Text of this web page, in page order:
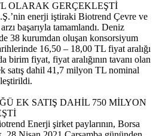
OLARAK GERÇEKLEŞTİ
enerji iştiraki Biotrend Çevre ve
başarıyla tamamlandı. Deniz
38 kurumdan oluşan konsorsiyum
16,50 – 18,00 TL fiyat aralığı
birim fiyat, fiyat aralığının tavanı olan
satış dahil 41,7 milyon TL nominal
EK SATIŞ DAHİL 750 MİLYON
Enerji şirket paylarının, Borsa